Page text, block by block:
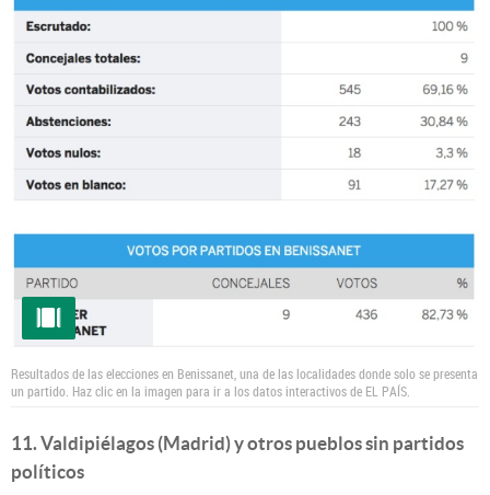
Resultados de las elecciones en Benissanet, una de las localidades donde solo se presenta
un partido. Haz clic en la imagen para ir a los datos interactivos de EL PAÍS.
11. Valdipiélagos (Madrid) y otros pueblos sin partidos
políticos